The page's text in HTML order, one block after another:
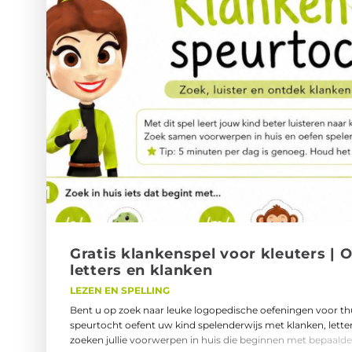
het vaak hilarisch om volwassenen te corrigeren.4. De
beweging 🚲Veel kinderen praten makkelijker:tijdens
fietsen,wandelen,zwemmen,springen,of bouwen.Dat
om:spanning te verlagen,aandacht vast te houden,en taal
maken.Daardoor ontstaan vaak langere en spontanere
Gra­tis klan­ken­spel voor kleu­ters |
let­ters en klan­ken
LEZEN EN SPELLING
Bent u op zoek naar leuke logopedische oefeningen voor
speurtocht oefent uw kind spelenderwijs met klanken,
zoeken jullie voorwerpen in huis die beginnen met